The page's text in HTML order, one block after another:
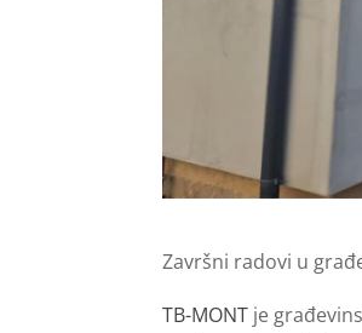
Završni radovi u
TB-MONT je